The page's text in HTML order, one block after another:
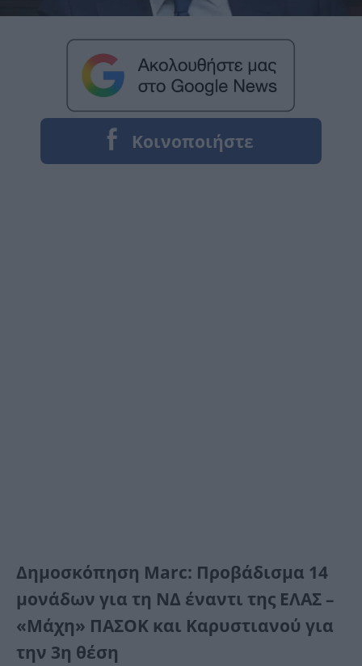
Δημοσκόπηση Marc: Προβάδισμα 14
μονάδων για τη ΝΔ έναντι της ΕΛΑΣ –
«Μάχη» ΠΑΣΟΚ και Καρυστιανού για
την 3η θέση